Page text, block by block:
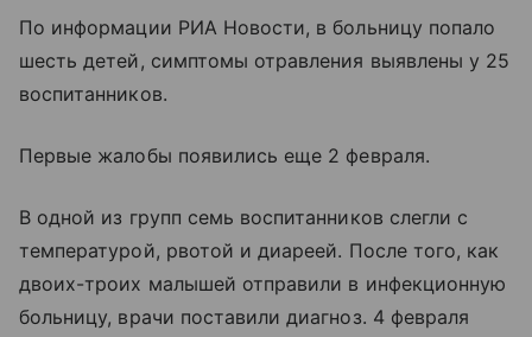
По информации РИА Новости, в больницу попало
шесть детей, симптомы отравления выявлены у 25
воспитанников.
Первые жалобы появились еще 2 февраля.
В одной из групп семь воспитанников слегли с
температурой, рвотой и диареей. После того, как
двоих-троих малышей отправили в инфекционную
больницу, врачи поставили диагноз. 4 февраля